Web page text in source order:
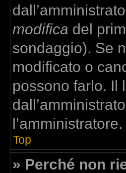
modifica del
sondaggio). Se
modificato o
possono farlo. Il
l’amministratore.
Top
» Perché non